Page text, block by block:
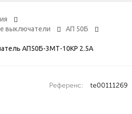
выключатели
АП 50Б
АП50Б-3МТ-10КР 2.5А
Референс: te00111269